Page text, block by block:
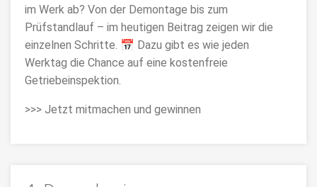
im Werk ab? Von der Demontage bis zum
Prüfstandlauf – im heutigen Beitrag zeigen wir die
einzelnen Schritte. 📅 Dazu gibt es wie jeden
Werktag die Chance auf eine kostenfreie
Getriebeinspektion.
>>> Jetzt mitmachen und gewinnen